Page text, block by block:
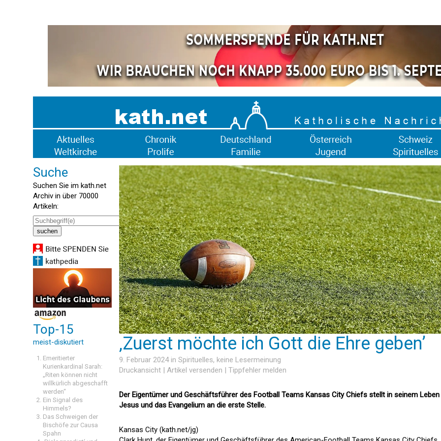
Suche
Suchen Sie im kath.net
Archiv in über 70000
Artikeln:
Top-15
meist-diskutiert
Emeritierter
Kurienkardinal Sarah:
„Riten können nicht
willkürlich abgeschafft
werden“
Ein Signal des
Himmels?
Das Schweigen der
Bischöfe zur Causa
Spahn
‚Zuerst möchte ich Gott die Ehre geben’
9. Februar 2024 in Spirituelles, keine Lesermeinung
Druckansicht | Artikel versenden | Tippfehler melden
Der Eigentümer und Geschäftsführer des Football Teams Kansas City Chiefs stellt in seinem Leben
Jesus und das Evangelium an die erste Stelle.
Kansas City (kath.net/jg)